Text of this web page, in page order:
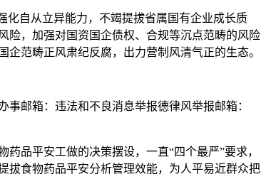
自从立异能力，不竭提拔省属国有企业成长质
险，加强对国资国企债权、合规等沉点范畴的风险
范畴正风肃纪反腐，出力营制风清气正的生态。
邮箱：违法和不良消息举报德律风举报邮箱：
品平安工做的决策摆设，一直“四个最严”要求，
拔食物药品平安分析管理效能，为人平易近群众把